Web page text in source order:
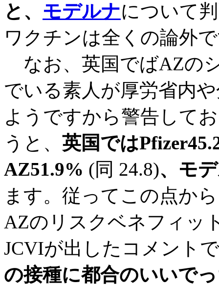
と、 モデルナについて
ワクチンは全くの論外
なお、英国でばAZの
でいる素人が厚労省内
ようですから警告して
うと、 英国では
AZ51.9% (同 24.8)、モ
ます。従ってこの点か
AZのリスクベネフィッ
JCVIが出したコメント
の接種に都合のいいで